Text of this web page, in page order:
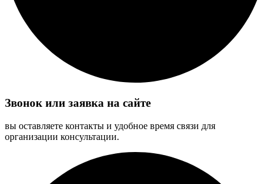
Звонок или заявка на сайте
вы оставляете контакты и удобное время связи для
организации консультации.